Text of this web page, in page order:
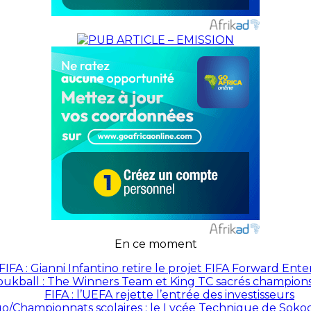
En ce moment
FIFA : Gianni Infantino retire le projet FIFA Forward
: The Winners Team et King TC sacrés
FIFA : l’UEFA rejette l’entrée des investisseurs
Championnats scolaires : le Lycée Technique de